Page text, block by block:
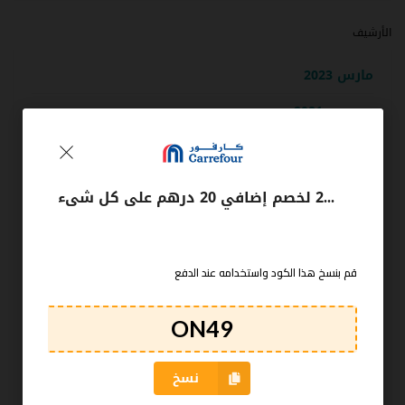
الأرشيف
مارس 2023
ديسمبر 2021
أبريل 2020
كوبون كارفور الامارات 2025 لخصم إضافي 20 درهم على كل شىء
قم بنسخ هذا الكود واستخدامه عند الدفع
نسخ